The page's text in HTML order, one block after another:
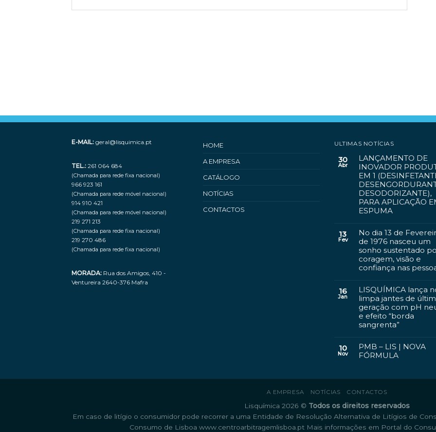
E-MAIL: geral@lisquimica.pt
TEL.: 261 064 684
(Chamada para rede fixa nacional)
966 923 161
(Chamada para rede móvel nacional)
914 910 421
(Chamada para rede móvel nacional)
219 271 213
(Chamada para rede fixa nacional)
219 270 486
(Chamada para rede fixa nacional)
MORADA: Rua dos Amigos, 410 -
Ventureira 2640-376 Mafra
HOME
A EMPRESA
CATÁLOGO
NOTÍCIAS
CONTACTOS
ULTIMAS NOTÍCIAS
30
Abr
LANÇAMENTO DE
INOVADOR
EM 1
DESODORIZANTE),
PARA APLICAÇÃO
ESPUMA
13
Fev
No dia 13 de
de 1976 nasceu um
sonho sustentado
coragem, visão e
confiança nas
16
Jan
LISQUÍMICA lança
limpa jantes de
geração com pH
e efeito “borda
sangrenta”
10
Nov
PMB – LIS | NOVA
FÓRMULA
A EMPRESA NOTÍCIAS CONTACTOS
Lisquímica 2026 © Todos os direitos reservados
Em caso de litígio o consumidor pode recorrer a uma Entidade de Resolução Alternativa de Litígios de
Consumo de Lisboa www.centroarbitragemlisboa.pt Mais informações em Portal do